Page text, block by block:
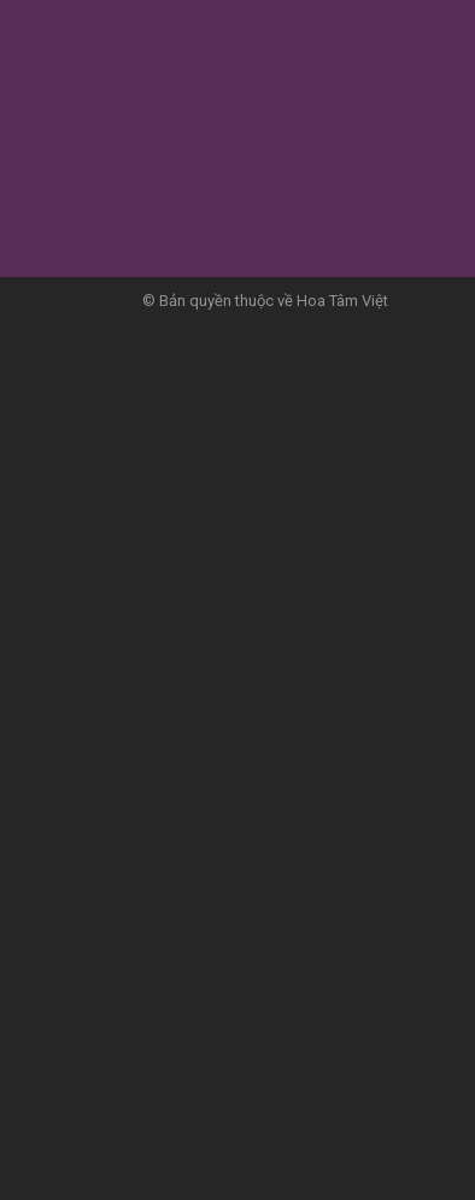
© Bản quyền thuộc về Hoa Tâm Việt